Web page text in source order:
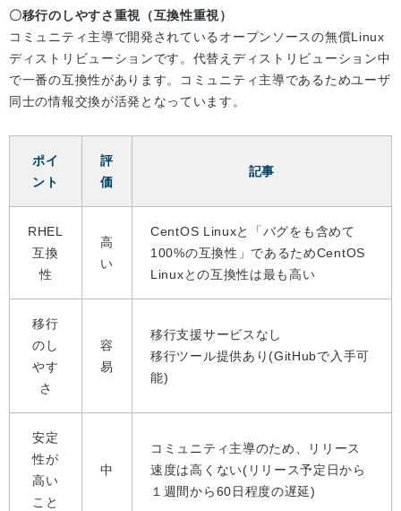
〇移行のしやすさ重視（互換性重視）
コミュニティ主導で開発されているオープンソースの無償Linux
ディストリビューションです。代替えディストリビューション中
で一番の互換性があります。コミュニティ主導であるためユーザ
同士の情報交換が活発となっています。
ポイ
ント
評
価
記事
RHEL
互換
性
高
い
CentOS Linuxと「バグをも含めて
100%の互換性」であるためCentOS
Linuxとの互換性は最も高い
移行
のし
やす
さ
容
易
移行支援サービスなし
移行ツール提供あり(GitHubで入手可
能)
安定
性が
高い
こと
中
コミュニティ主導のため、リリース
速度は高くない(リリース予定日から
１週間から60日程度の遅延)